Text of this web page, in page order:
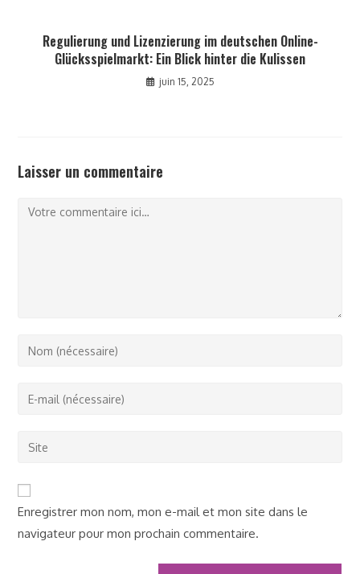
Regulierung und Lizenzierung im deutschen Online-
Glücksspielmarkt: Ein Blick hinter die Kulissen
juin 15, 2025
Laisser un commentaire
Comment
Enter
or
Enter
address
Saisir
votre
site
(facultatif)
Enregistrer mon nom, mon e-mail et mon site dans le
navigateur pour mon prochain commentaire.